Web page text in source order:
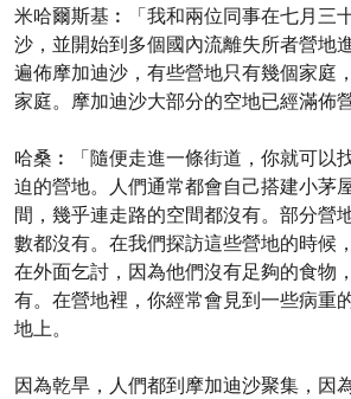
米哈爾斯基︰「我和兩位同事在七月三
沙，並開始到多個國內流離失所者營地
遍佈摩加迪沙，有些營地只有幾個家庭
家庭。摩加迪沙大部分的空地已經滿佈
哈桑︰「隨便走進一條街道，你就可以
迫的營地。人們通常都會自己搭建小茅
間，幾乎連走路的空間都沒有。部分營
數都沒有。在我們探訪這些營地的時候
在外面乞討，因為他們沒有足夠的食物
有。在營地裡，你經常會見到一些病重
地上。
因為乾旱，人們都到摩加迪沙聚集，因